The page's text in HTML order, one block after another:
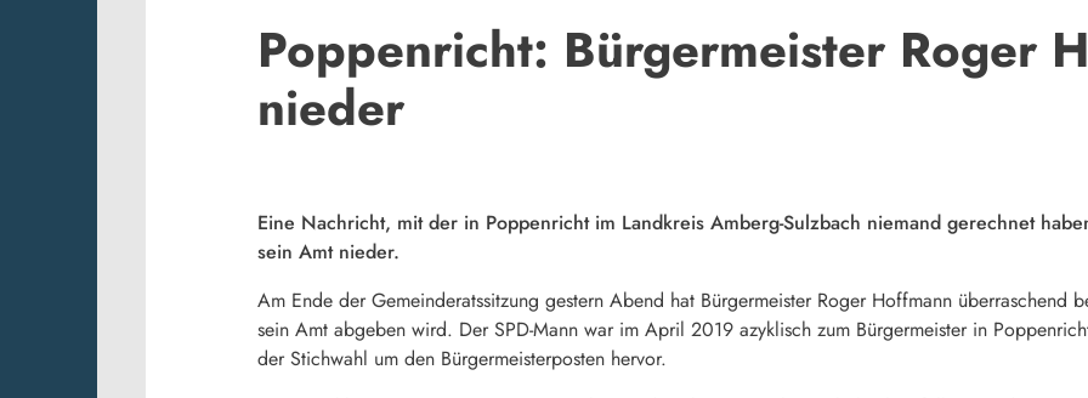
Poppenricht: Bürgermeister Roger
nieder
Eine Nachricht, mit der in Poppenricht im Landkreis Amberg-Sulzbach niemand gerechnet
sein Amt nieder.
Am Ende der Gemeinderatssitzung gestern Abend hat Bürgermeister Roger Hoffmann überraschend
sein Amt abgeben wird. Der SPD-Mann war im April 2019 azyklisch zum Bürgermeister in
der Stichwahl um den Bürgermeisterposten hervor.